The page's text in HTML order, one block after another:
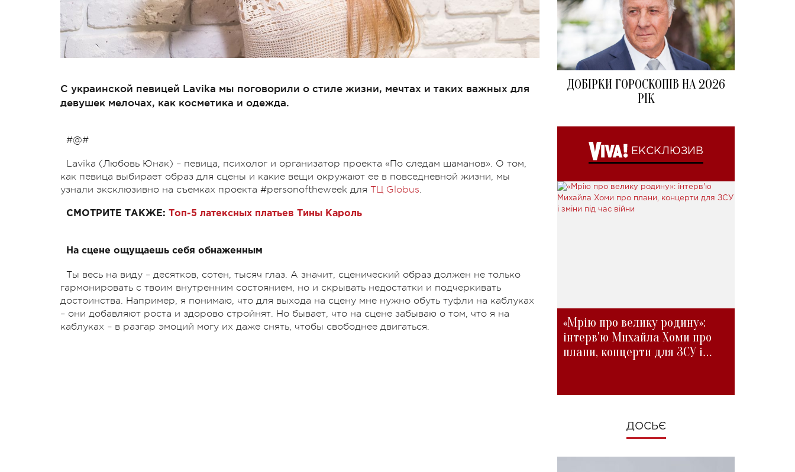
С украинской певицей Lavika мы поговорили о стиле жизни, мечтах и таких важных для
девушек мелочах, как косметика и одежда.
#@#
Lavika (Любовь Юнак) – певица, психолог и организатор проекта «По следам шаманов». О том,
как певица выбирает образ для сцены и какие вещи окружают ее в повседневной жизни, мы
узнали эксклюзивно на съемках проекта #personoftheweek для ТЦ Globus.
СМОТРИТЕ ТАКЖЕ: Топ-5 латексных платьев Тины Кароль
На сцене ощущаешь себя обнаженным
Ты весь на виду – десятков, сотен, тысяч глаз. А значит, сценический образ должен не только
гармонировать с твоим внутренним состоянием, но и скрывать недостатки и подчеркивать
достоинства. Например, я понимаю, что для выхода на сцену мне нужно обуть туфли на каблуках
– они добавляют роста и здорово стройнят. Но бывает, что на сцене забываю о том, что я на
каблуках – в разгар эмоций могу их даже снять, чтобы свободнее двигаться.
ДОБІРКИ ГОРОСКОПІВ НА 2026
РІК
ЕКСКЛЮЗИВ
«Мрію про велику родину»:
інтерв'ю Михайла Хоми про
плани, концерти для ЗСУ і
ДОСЬЄ